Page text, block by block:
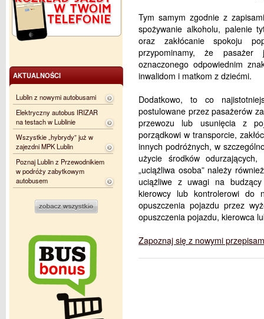
Tym samym zgodnie z
spożywanie alkoholu, palenie
oraz zakłócanie spokoju
przypominamy, że
oznaczonego odpowiednim
inwalidom i matkom z dziećmi.
Dodatkowo, to co
postulowane przez pasażerów
przewozu lub usunięcia z
porządkowi w transporcie,
innych podróżnych, w
użycie środków
„uciążliwa osoba” należy
uciążliwe z uwagi na
kierowcy lub kontrolerowi do
opuszczenia pojazdu przez
opuszczenia pojazdu, kierowca
Zapoznaj się z nowymi
AKTUALNOŚCI
Lublin z nowymi autobusami
Elektryczny autobus IRIZAR
na testach w Lublinie
Wszystkie „hybrydy” już w
zajezdni MPK Lublin
Poznaj Lublin z Przewodnikiem
w podróży zabytkowym
autobusem